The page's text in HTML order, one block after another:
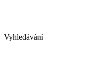
Vyhledávání